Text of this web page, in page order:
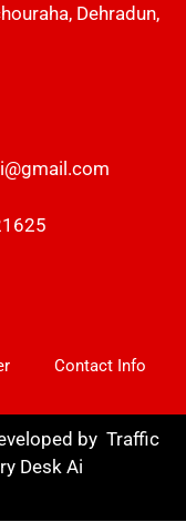
Dehradun,
Contact Info
by Traffic
Desk Ai